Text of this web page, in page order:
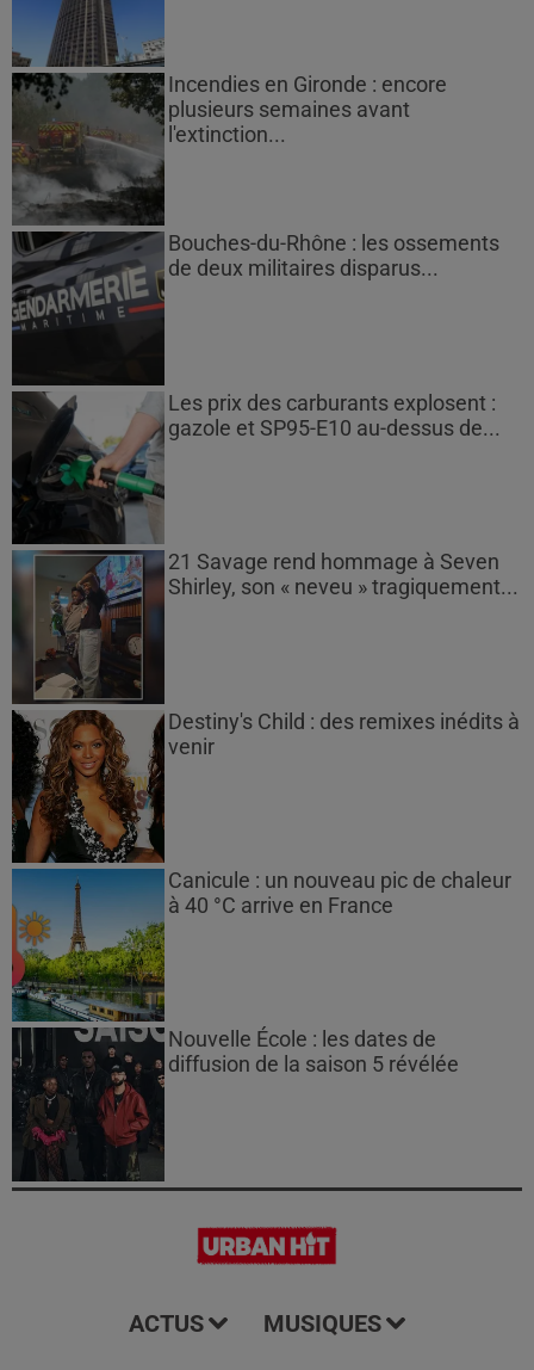
Incendies en Gironde : encore
plusieurs semaines avant
l'extinction...
Bouches-du-Rhône : les ossements
de deux militaires disparus...
Les prix des carburants explosent :
gazole et SP95-E10 au-dessus de...
21 Savage rend hommage à Seven
Shirley, son « neveu » tragiquement...
Destiny's Child : des remixes inédits à
venir
Canicule : un nouveau pic de chaleur
à 40 °C arrive en France
Nouvelle École : les dates de
diffusion de la saison 5 révélée
ACTUS MUSIQUES